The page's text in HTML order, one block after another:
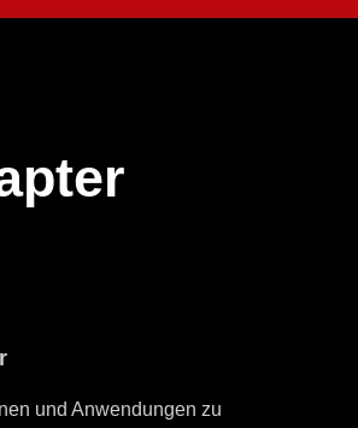
mit
und Anwendungen zu